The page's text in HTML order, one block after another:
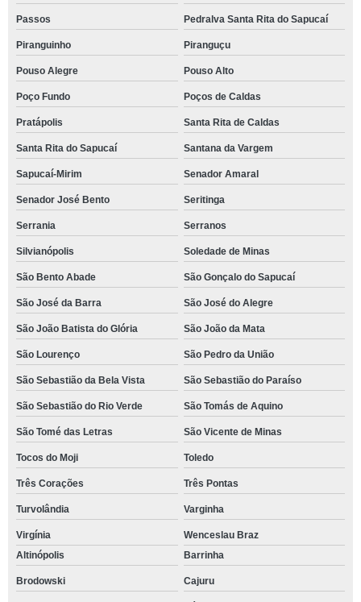
Passos Pedralva Santa Rita do Sapucaí
Piranguinho Piranguçu
Pouso Alegre Pouso Alto
Poço Fundo Poços de Caldas
Pratápolis Santa Rita de Caldas
Santa Rita do Sapucaí Santana da Vargem
Sapucaí-Mirim Senador Amaral
Senador José Bento Seritinga
Serrania Serranos
Silvianópolis Soledade de Minas
São Bento Abade São Gonçalo do Sapucaí
São José da Barra São José do Alegre
São João Batista do Glória São João da Mata
São Lourenço São Pedro da União
São Sebastião da Bela Vista São Sebastião do Paraíso
São Sebastião do Rio Verde São Tomás de Aquino
São Tomé das Letras São Vicente de Minas
Tocos do Moji Toledo
Três Corações Três Pontas
Turvolândia Varginha
Virgínia
Wenceslau Braz
Altinópolis
Barrinha
Brodowski Cajuru